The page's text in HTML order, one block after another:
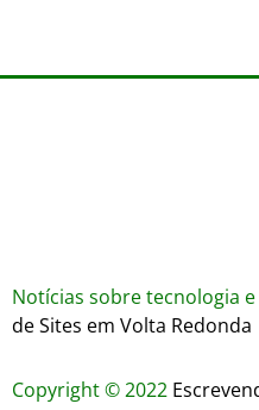
Notícias sobre tecnologia
de Sites em Volta Redonda
Copyright © 2022